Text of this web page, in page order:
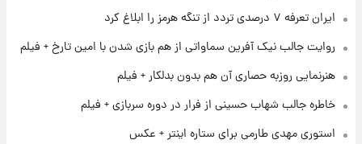
شارژ جدید کالابرگ برای سه دهک؛ جزئیات اعلام
۱ روز پیش
شاهین، کوییک، اطلس، سهند و ساینا با اقساط
بلندمدت + جدول
ایران تعرفه ۷ درصدی تردد از تنگه هرمز را ابلاغ کرد
روایت جالب نیک آفرین سماواتی از هم بازی شدن با امین تارخ + فیلم
هنرنمایی روزبه حصاری آن هم بدون بدلکار + فیلم
خاطره جالب شهاب حسینی از فرار در دوره سربازی + فیلم
استوری مهدی طارمی برای ستاره اینتر + عکس